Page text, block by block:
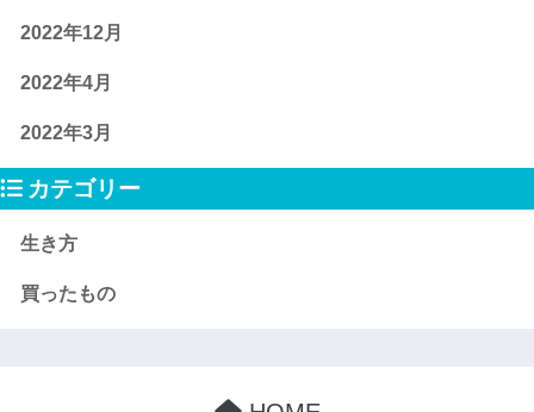
2022年12月
2022年4月
2022年3月
カテゴリー
生き方
買ったもの